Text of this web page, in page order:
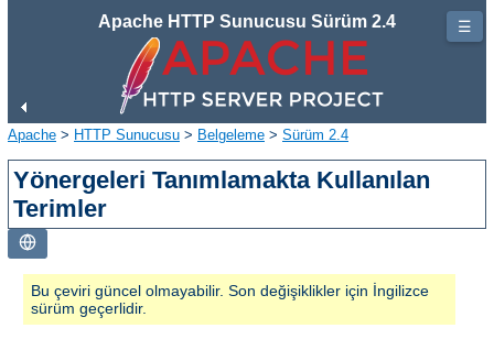
Apache HTTP Sunucusu Sürüm 2.4
Apache > HTTP Sunucusu > Belgeleme > Sürüm 2.4
Yönergeleri Tanımlamakta Kullanılan
Terimler
Bu çeviri güncel olmayabilir. Son değişiklikler için İngilizce
sürüm geçerlidir.
☰